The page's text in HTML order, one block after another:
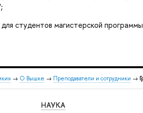
студентов магистерской
→ О Вышке → Преподаватели и сотрудники →
НАУКА